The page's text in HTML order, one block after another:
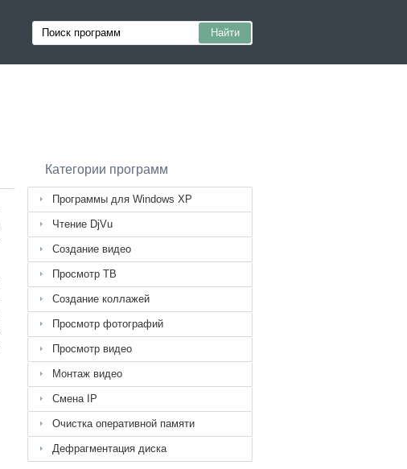
Категории программ
Программы для Windows XP
Чтение DjVu
Создание видео
Просмотр ТВ
Создание коллажей
Просмотр фотографий
Просмотр видео
Монтаж видео
Смена IP
Очистка оперативной памяти
Дефрагментация диска